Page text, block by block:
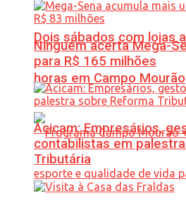
Dois sábados com lojas
horas em Campo Mourão
Ninguém acerta Mega-
para R$ 165 milhões
Acicam: Empresários,
contabilistas em
Tributária